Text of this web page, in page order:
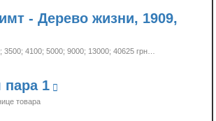
- Дерево жизни, 1909,
4100; 5000; 9000; 13000; 40625 грн…
пара 1
товара